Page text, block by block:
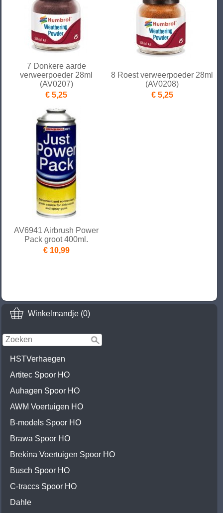
Winkelmandje (0)
HSTVerhaegen
Artitec Spoor HO
Auhagen Spoor HO
AWM Voertuigen HO
B-models Spoor HO
Brawa Spoor HO
Brekina Voertuigen Spoor HO
Busch Spoor HO
C-traccs Spoor HO
Dahle
7 Donkere aarde
verweerpoeder 28ml
(AV0207)
€ 5,25
8 Roest verweerpoeder 28ml
(AV0208)
€ 5,25
AV6941 Airbrush Power
Pack groot 400ml.
€ 10,99